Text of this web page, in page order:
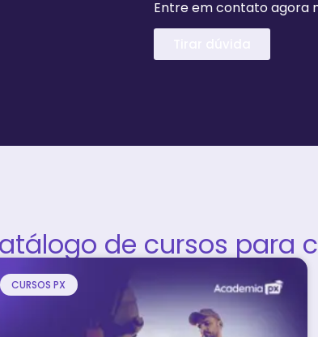
Entre em contato agora
de cursos para
CURSOS PX